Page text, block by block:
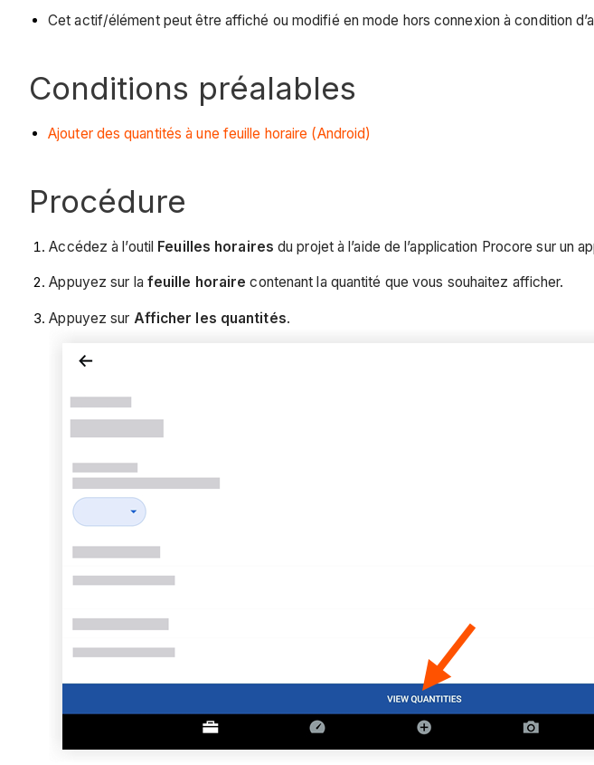
Cet actif/élément peut être affiché ou modifié en mode hors connexion à condition
Conditions préalables
Ajouter des quantités à une feuille horaire (Android)
Procédure
Accédez à l’outil Feuilles horaires du projet à l’aide de l’application Procore sur un
Appuyez sur la feuille horaire contenant la quantité que vous souhaitez afficher.
Appuyez sur Afficher les quantités.